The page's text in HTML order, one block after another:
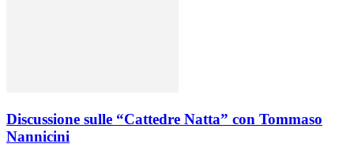
Discussione sulle “Cattedre Natta” con Tommaso
Nannicini